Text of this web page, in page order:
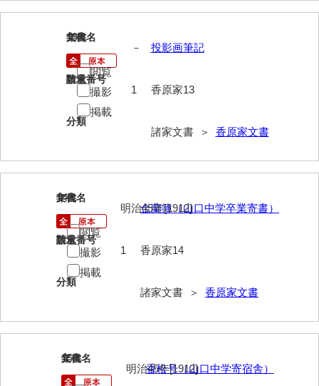
桂家文書（宇部市1）
桂家文書（宇部市2）
桂家文書（下関市長府）
桂家文書（大阪市）
門井家文書
金子家文書
兼重家文書
兼田家文書
上村家文書
13
文書名
投影画筆記
請求番号
香原家13
分類
諸家文書 ＞ 香原家文書
年代
－
数量
1
閲覧
撮影
掲載
14
文書名
金蘭簿（山口中学卒業寄書）
請求番号
香原家14
分類
諸家文書 ＞ 香原家文書
年代
明治45年[1912]
数量
1
閲覧
撮影
掲載
15
文書名
香松号（山口中学寄宿舎）
年代
明治45年[1912]